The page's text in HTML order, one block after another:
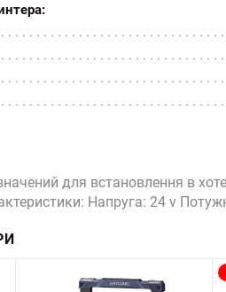
для встановлення в
Напруга: 24 v